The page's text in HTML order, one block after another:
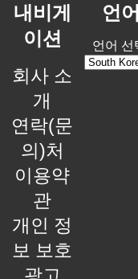
내비게
이션
회사 소
개
연락(문
의)처
이용약
관
개인 정
보 보호
언어
언어 선